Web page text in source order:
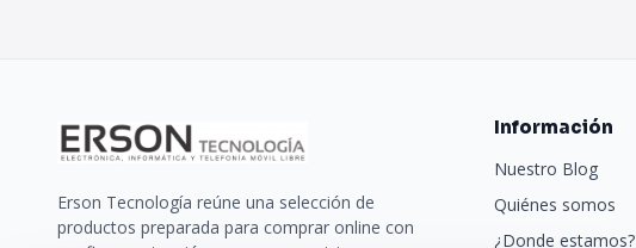
Erson Tecnología reúne una selección de
productos preparada para comprar online con
Información
Nuestro Blog
Quiénes somos
¿Donde estamos?